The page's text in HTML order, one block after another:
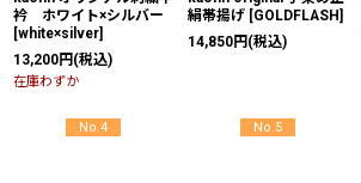
衿 ホワイト×シルバー
[white×silver]
13,200円 (税込)
在庫わずか
絹帯揚げ [GOLDFLASH]
14,850円 (税込)
No.4 No.5